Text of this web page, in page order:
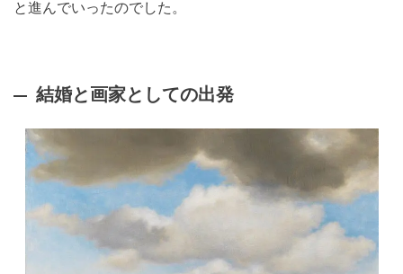
と進んでいったのでした。
結婚と画家としての出発